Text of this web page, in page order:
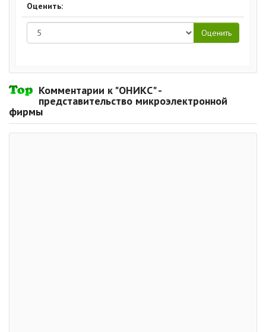
Оценить:
Комментарии к "ОНИКС" -
представительство микроэлектронной
фирмы